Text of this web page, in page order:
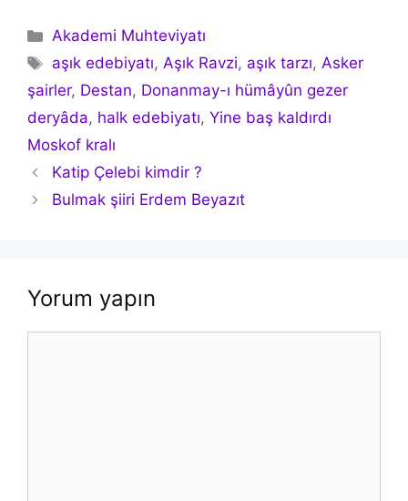
Kategoriler
Akademi Muhteviyatı
Etiketler
aşık edebiyatı,Aşık Ravzi, aşık tarzı,Asker
şairler, Destan, Donanmay-ı hümâyûn gezer
deryâda, halk edebiyatı, Yine baş kaldırdı
Moskof kralı
Yazı
dolaşımı
Katip Çelebi kimdir ?
Bulmak şiiri Erdem Beyazıt
Yorum yapın